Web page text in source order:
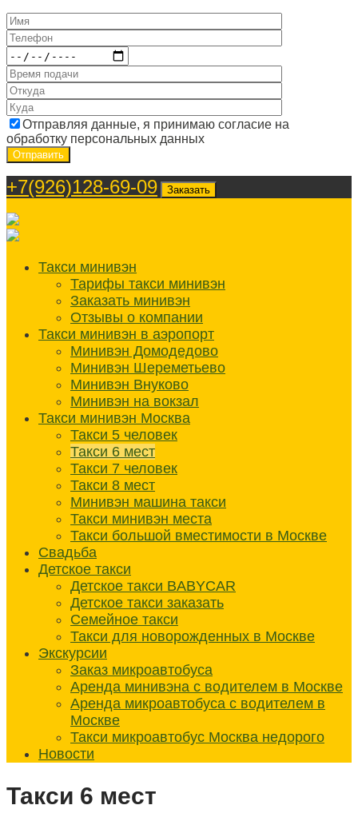
Отправляя данные, я принимаю согласие на
обработку персональных данных
+7(926)128-69-09 Заказать
Такси минивэн
Тарифы такси минивэн
Заказать минивэн
Отзывы о компании
Такси минивэн в аэропорт
Минивэн Домодедово
Минивэн Шереметьево
Минивэн Внуково
Минивэн на вокзал
Такси минивэн Москва
Такси 5 человек
Такси 6 мест
Такси 7 человек
Такси 8 мест
Минивэн машина такси
Такси минивэн места
Такси большой вместимости в Москве
Свадьба
Детское такси
Детское такси BABYCAR
Детское такси заказать
Семейное такси
Такси для новорожденных в Москве
Экскурсии
Заказ микроавтобуса
Аренда минивэна с водителем в Москве
Аренда микроавтобуса с водителем в
Москве
Такси микроавтобус Москва недорого
Новости
Такси 6 мест